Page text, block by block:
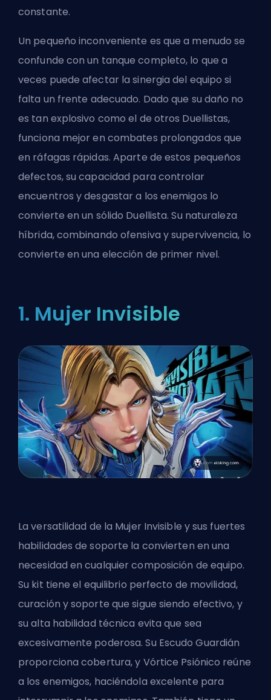
constante.
Un pequeño inconveniente es que a menudo se
confunde con un tanque completo, lo que a
veces puede afectar la sinergia del equipo si
falta un frente adecuado. Dado que su daño no
es tan explosivo como el de otros Duellistas,
funciona mejor en combates prolongados que
en ráfagas rápidas. Aparte de estos pequeños
defectos, su capacidad para controlar
encuentros y desgastar a los enemigos lo
convierte en un sólido Duellista. Su naturaleza
híbrida, combinando ofensiva y supervivencia, lo
convierte en una elección de primer nivel.
1. Mujer Invisible
La versatilidad de la Mujer Invisible y sus fuertes
habilidades de soporte la convierten en una
necesidad en cualquier composición de equipo.
Su kit tiene el equilibrio perfecto de movilidad,
curación y soporte que sigue siendo efectivo, y
su alta habilidad técnica evita que sea
excesivamente poderosa. Su Escudo Guardián
proporciona cobertura, y Vórtice Psiónico reúne
a los enemigos, haciéndola excelente para